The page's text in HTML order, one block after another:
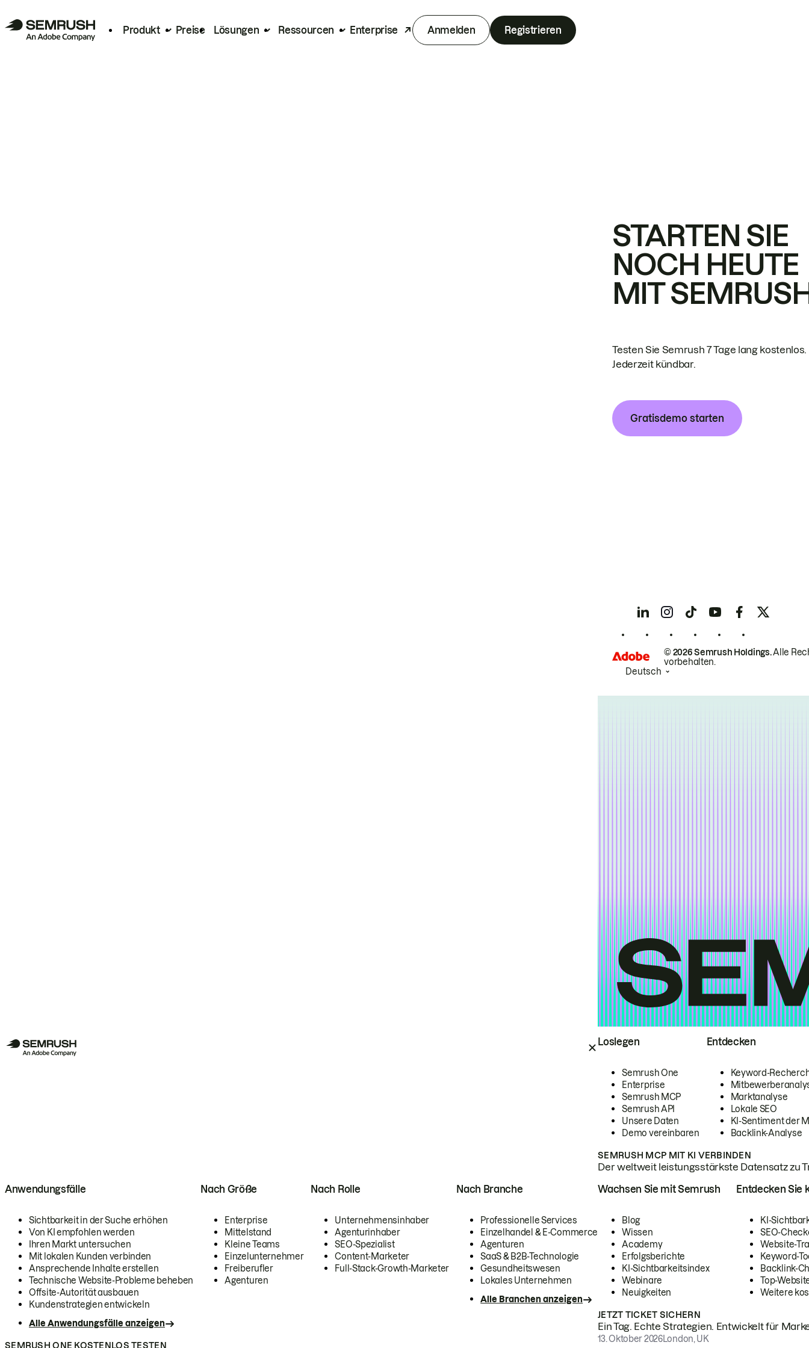
Produkt Preise Lösungen Ressourcen Enterprise Anmelden Registrieren
Loslegen
Semrush One
Enterprise
Semrush MCP
Semrush API
Unsere Daten
Demo vereinbaren
Entdecken
Keyword-
Marktanalyse
Lokale SEO
KI-Sentiment der
Backlink-Analyse
SEMRUSH MCP MIT KI VERBINDEN
Der weltweit leistungsstärkste Datensatz zu
Anwendungsfälle
Sichtbarkeit in der Suche erhöhen
Von KI empfohlen werden
Ihren Markt untersuchen
Mit lokalen Kunden verbinden
Ansprechende Inhalte erstellen
Technische Website-Probleme beheben
Offsite-Autorität ausbauen
Kundenstrategien entwickeln
Alle Anwendungsfälle anzeigen
Nach Größe
Enterprise
Mittelstand
Kleine Teams
Einzelunternehmer
Freiberufler
Agenturen
Nach Rolle
Unternehmensinhaber
Agenturinhaber
SEO-Spezialist
Content-Marketer
Full-Stack-Growth-Marketer
Nach Branche
Professionelle Services
Einzelhandel & E-Commerce
Agenturen
SaaS & B2B-Technologie
Gesundheitswesen
Lokales Unternehmen
Alle Branchen anzeigen
SEMRUSH ONE KOSTENLOS TESTEN
Wachsen Sie mit Semrush
Blog
Wissen
Academy
Erfolgsberichte
KI-Sichtbarkeitsindex
Webinare
Neuigkeiten
Entdecken Sie
KI-
SEO-
Website-
Keyword-
Backlink-
Top-
Weitere
JETZT TICKET SICHERN
Ein Tag. Echte Strategien. Entwickelt für
13. Oktober 2026London, UK
STARTEN SIE
NOCH HEUTE
MIT
Testen Sie Semrush 7 Tage lang kostenlos.
Jederzeit kündbar.
Gratisdemo starten
© 2026 Semrush Holdings.Alle
vorbehalten.
Deutsch